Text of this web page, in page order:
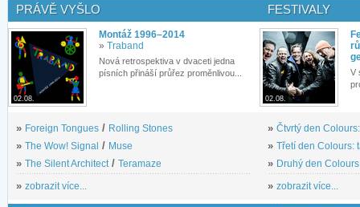
PRÁVĚ VYŠLO
02.08.
Montáž 1996–2014
» Traband
Nová retrospektiva v dvaceti jedna
písních přináší průřez proměnlivou...
» Foreign Tongues / Rolling Stones
» The Wow! Signal / Muse
» The Silent Architect / Teramaze
» zobrazit více...
FESTIVALY
02.08.
V
» Čtvrtý den
» Třetí den Colours:
» Druhý den
» zobrazit více...